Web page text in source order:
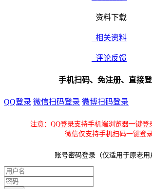
资料下载
相关资料
评论反馈
手机扫码、免注册、直接
QQ登录 微信扫码登录 微博扫码登录
注意：QQ登录支持手机端浏览器一键登
微信仅支持手机扫码一键登
账号密码登录（仅适用于原老用